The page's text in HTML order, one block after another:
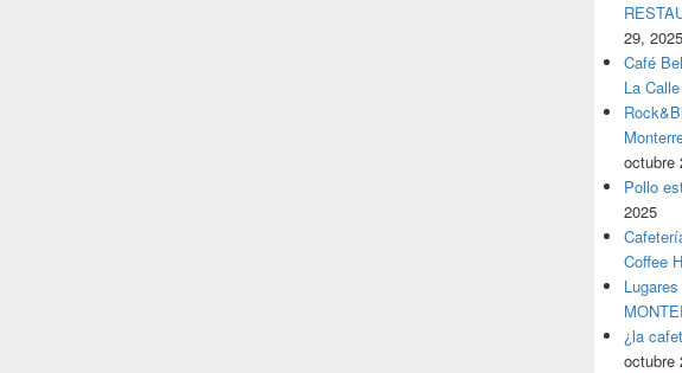
29, 2025
Café
La Calle
octubre
Pollo
2025
Coffee
¿la
octubre